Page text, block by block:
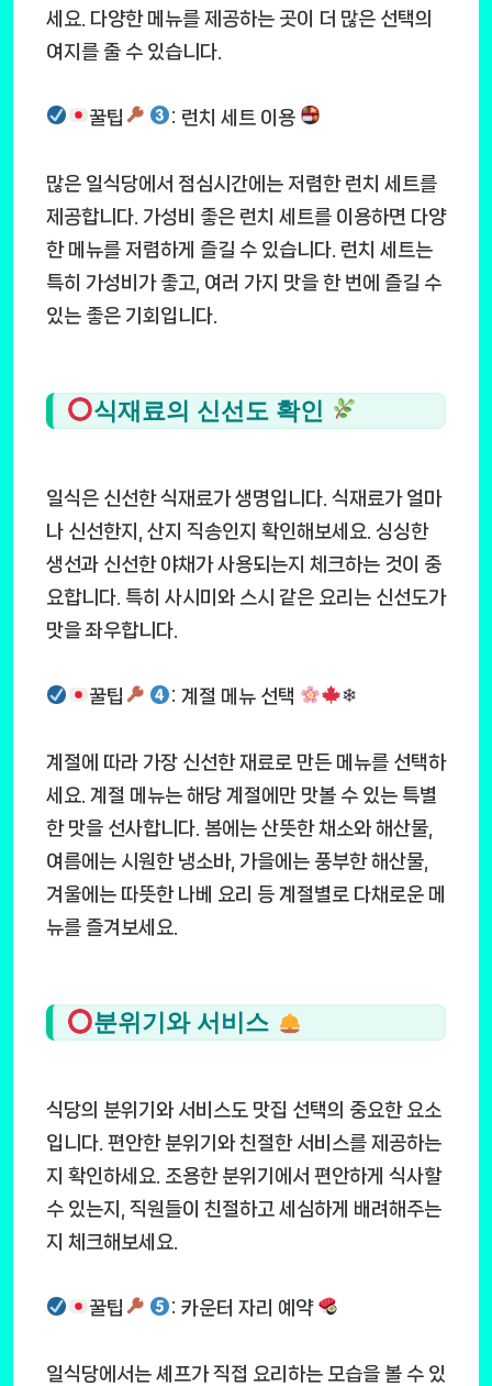
세요. 다양한 메뉴를 제공하는 곳이 더 많은 선택의
여지를 줄 수 있습니다.
꿀팁 : 런치 세트 이용
많은 일식당에서 점심시간에는 저렴한 런치 세트를
제공합니다. 가성비 좋은 런치 세트를 이용하면 다양
한 메뉴를 저렴하게 즐길 수 있습니다. 런치 세트는
특히 가성비가 좋고, 여러 가지 맛을 한 번에 즐길 수
있는 좋은 기회입니다.
식재료의 신선도 확인
일식은 신선한 식재료가 생명입니다. 식재료가 얼마
나 신선한지, 산지 직송인지 확인해보세요. 싱싱한
생선과 신선한 야채가 사용되는지 체크하는 것이 중
요합니다. 특히 사시미와 스시 같은 요리는 신선도가
맛을 좌우합니다.
꿀팁 : 계절 메뉴 선택 ❄
계절에 따라 가장 신선한 재료로 만든 메뉴를 선택하
세요. 계절 메뉴는 해당 계절에만 맛볼 수 있는 특별
한 맛을 선사합니다. 봄에는 산뜻한 채소와 해산물,
여름에는 시원한 냉소바, 가을에는 풍부한 해산물,
겨울에는 따뜻한 나베 요리 등 계절별로 다채로운 메
뉴를 즐겨보세요.
분위기와 서비스
식당의 분위기와 서비스도 맛집 선택의 중요한 요소
입니다. 편안한 분위기와 친절한 서비스를 제공하는
지 확인하세요. 조용한 분위기에서 편안하게 식사할
수 있는지, 직원들이 친절하고 세심하게 배려해주는
지 체크해보세요.
꿀팁 : 카운터 자리 예약
일식당에서는 셰프가 직접 요리하는 모습을 볼 수 있